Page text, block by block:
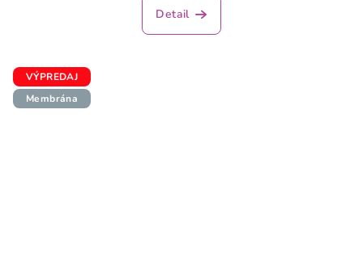
Detail
VÝPREDAJ
Membrána